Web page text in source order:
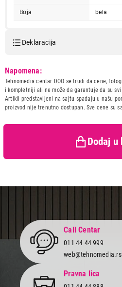
Boja bela
Deklaracija
Naziv i vrsta robe:
Uvoznik:
Josipovic
Zemlja porekla:
Tajland
kupaca
Napomena:
Tehnomedia centar DOO se trudi da cene,
i kompletniji ali ne može da garantuje da su
Artikli predstavljeni na sajtu spadaju u našu
proizvod nije trenutno dostupan. Sve cene su
Dodaj u
2.999,00
SONY MDR-ZX310W.AE
Proizvod je dodat u
Završi kupovinu
Call Centar
011 44 44 999
web@tehnomedia.rs
Pravna lica